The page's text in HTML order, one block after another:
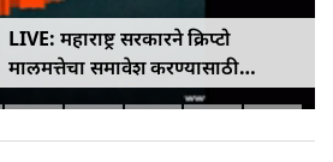
LIVE: महाराष्ट्र सरकारने क्रिप्टो
मालमत्तेचा समावेश करण्यासाठी
एमपीआयडी कायद्यात दुरुस्ती केली